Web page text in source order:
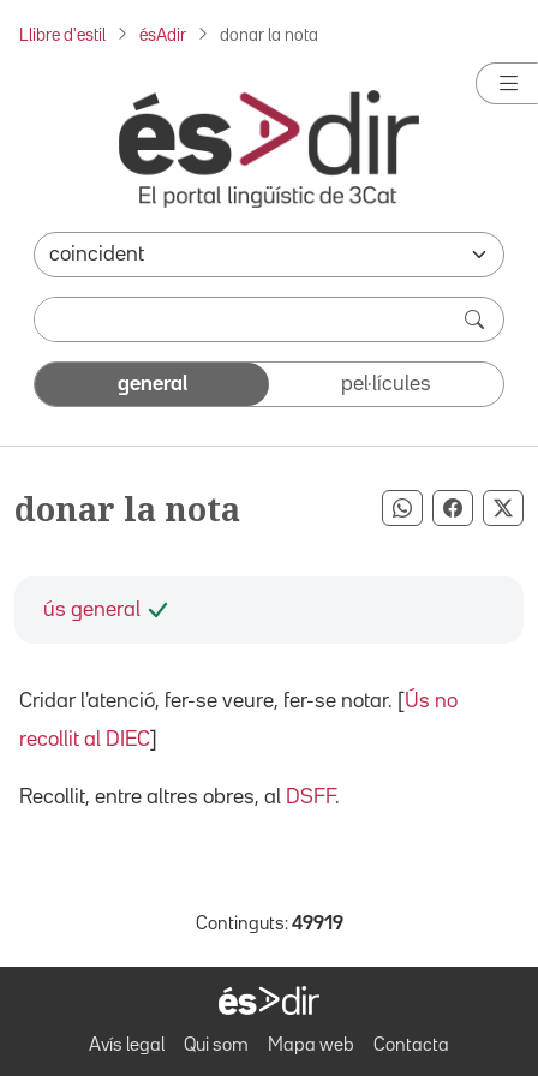
Llibre d'estil ésAdir donar la nota
general pel·lícules
donar la nota Compartir
ús general
Cridar l'atenció, fer-se veure, fer-se notar. [ Ús no
recollit al DIEC
Recollit, entre altres obres, al DSFF.
Continguts: 49919
Avís legal Qui som Mapa web Contacta